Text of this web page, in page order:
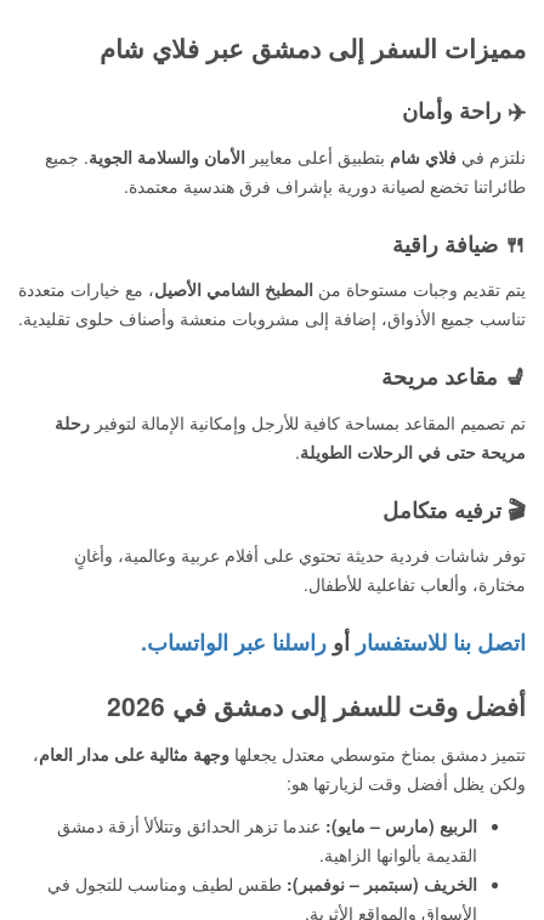
مميزات السفر إلى دمشق عبر فلاي شام
✈️ راحة وأمان
نلتزم في فلاي شام بتطبيق أعلى معايير الأمان والسلامة الجوية. جميع
طائراتنا تخضع لصيانة دورية بإشراف فرق هندسية معتمدة.
🍴 ضيافة راقية
يتم تقديم وجبات مستوحاة من المطبخ الشامي الأصيل، مع خيارات متعددة
تناسب جميع الأذواق، إضافة إلى مشروبات منعشة وأصناف حلوى تقليدية.
💺 مقاعد مريحة
تم تصميم المقاعد بمساحة كافية للأرجل وإمكانية الإمالة لتوفير رحلة
مريحة حتى في الرحلات الطويلة.
🎬 ترفيه متكامل
توفر شاشات فردية حديثة تحتوي على أفلام عربية وعالمية، وأغانٍ
مختارة، وألعاب تفاعلية للأطفال.
اتصل بنا للاستفسار أو راسلنا عبر الواتساب.
أفضل وقت للسفر إلى دمشق في 2026
تتميز دمشق بمناخ متوسطي معتدل يجعلها وجهة مثالية على مدار العام،
ولكن يظل أفضل وقت لزيارتها هو:
الربيع (مارس – مايو): عندما تزهر الحدائق وتتلألأ أزقة دمشق
القديمة بألوانها الزاهية.
الخريف (سبتمبر – نوفمبر): طقس لطيف ومناسب للتجول في
الأسواق والمواقع الأثرية.